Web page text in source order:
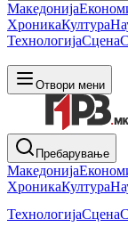
Македонија
ХроникаКултура
ТехнологијаСцена
Отвори мени
Пребарување
Македонија
ХроникаКултура
ТехнологијаСцена